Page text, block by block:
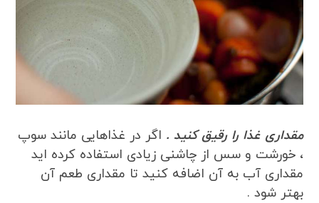
مقداری غذا را رقیق کنید . اگر در غذاهایی مانند سوپ
، خورشت و سس از چاشنی زیادی استفاده کرده اید
مقداری آب به آن اضافه کنید تا مقداری طعم آن
بهتر شود .